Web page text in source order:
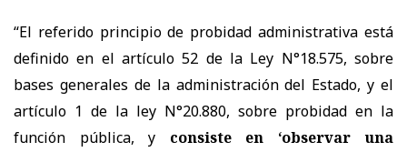
“El referido principio de probidad administrativa está
definido en el artículo 52 de la Ley N°18.575, sobre
bases generales de la administración del Estado, y el
artículo 1 de la ley N°20.880, sobre probidad en la
función pública, y consiste en ‘observar una